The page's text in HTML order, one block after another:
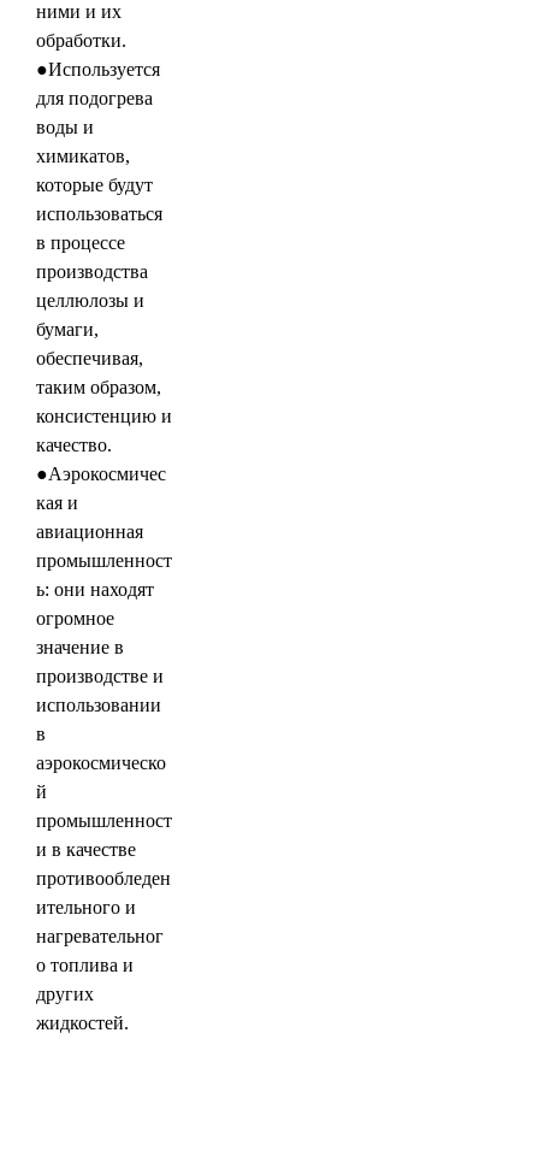
ними и их
обработки.
●Используется
для подогрева
воды и
химикатов,
которые будут
использоваться
в процессе
производства
целлюлозы и
бумаги,
обеспечивая,
таким образом,
консистенцию и
качество.
●Аэрокосмичес
кая и
авиационная
промышленност
ь: они находят
огромное
значение в
производстве и
использовании
в
аэрокосмическо
й
промышленност
и в качестве
противообледен
ительного и
нагревательног
о топлива и
других
жидкостей.